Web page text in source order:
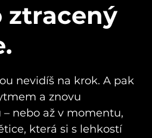
ztracený
nevidíš na krok. A pak
a znovu
nebo až v momentu,
která si s lehkostí